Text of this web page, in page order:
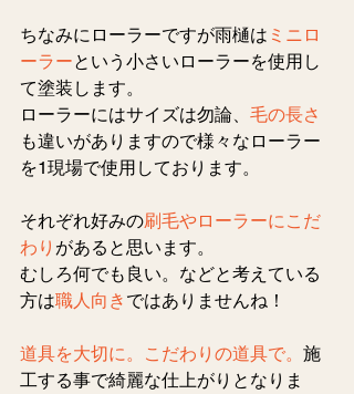
ちなみにローラーですが雨樋は ミニロ
ーラーという小さいローラーを使用し
て塗装します。
ローラーにはサイズは勿論、 毛の長さ
も違いがありますので様々なローラー
を1現場で使用しております。
それぞれ好みの刷毛やローラーにこだ
わり があると思います。
むしろ何でも良い。などと考えている
方は職人向き ではありませんね！
道具を大切に。こだわりの道具で。 施
工する事で綺麗な仕上がりとなりま